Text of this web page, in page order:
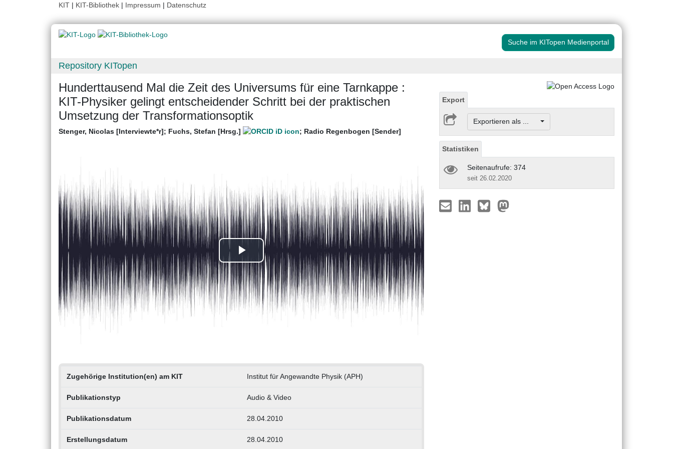
KIT | KIT-Bibliothek | Impressum | Datenschutz
Suche im KITopen Medienportal
Repository KITopen
Hunderttausend Mal die Zeit des Universums für eine Tarnkappe :
KIT-Physiker gelingt entscheidender Schritt bei der praktischen
Umsetzung der Transformationsoptik
Stenger, Nicolas [Interviewte*r]; Fuchs, Stefan [Hrsg.] ; Radio Regenbogen [Sender]
Play
Video
Zugehörige Institution(en) am KIT Institut für Angewandte Physik (APH)
Publikationstyp Audio & Video
Publikationsdatum 28.04.2010
Erstellungsdatum 28.04.2010
Export
Exportieren als ...
Statistiken
Seitenaufrufe: 374
seit 26.02.2020